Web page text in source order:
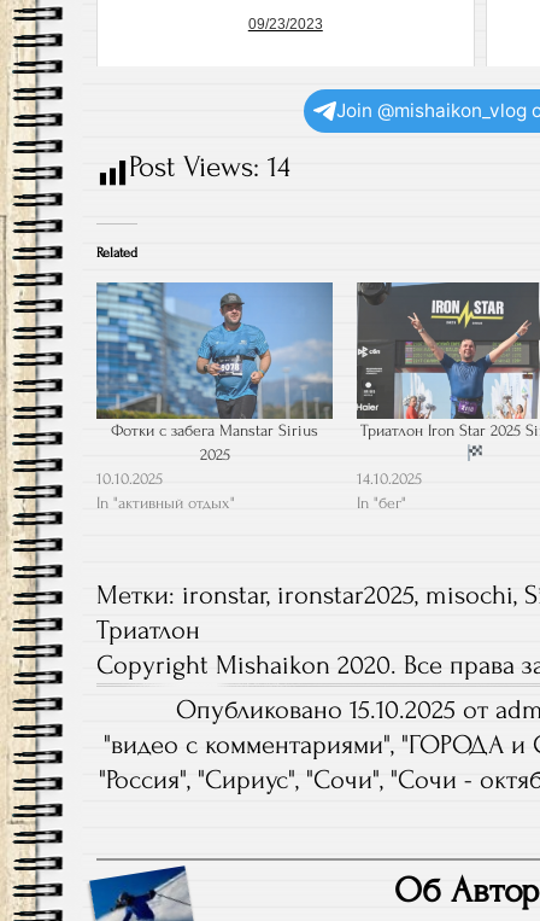
09/23/2023
Join @mishaikon_vlog
Post Views: 14
Related
Фотки с забега Manstar Sirius
2025
10.10.2025
In "активный отдых"
Триатлон Iron Star 2025
14.10.2025
In "бег"
Метки: ironstar, ironstar2025, misochi,
Триатлон
Copyright Mishaikon 2020. Все права
Опубликовано 15.10.2025 от
"видео с комментариями", "ГОРОДА и
"Россия", "Сириус", "Сочи", "Сочи -
Об